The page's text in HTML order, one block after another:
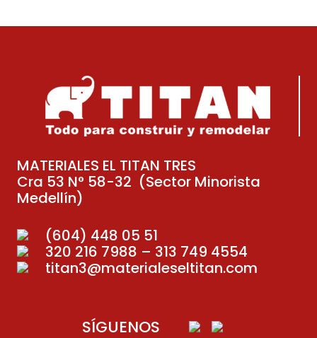
MATERIALES EL TITAN TRES
Cra 53 N° 58-32 (Sector Minorista
Medellín)
(604) 448 05 51
320 216 7988 – 313 749 4554
titan3@materialeseltitan.com
SÍGUENOS